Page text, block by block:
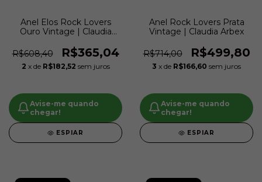
Anel Elos Rock Lovers
Ouro Vintage | Claudia
R$608,40
R$365,04
2 x de R$182,52 sem juros
Avise-me quando
chegar!
ESPIAR
Anel Rock Lovers Prata
Vintage | Claudia Arbex
R$714,00 R$499,80
3 x de R$166,60 sem juros
Avise-me quando
chegar!
ESPIAR